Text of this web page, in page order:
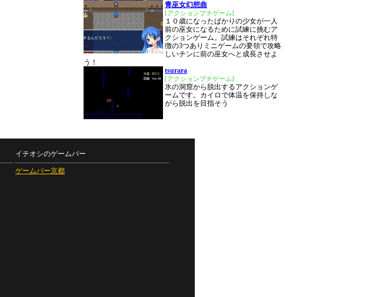
青巫女幻想曲
[アクションプチゲーム]
１０歳になったばかりの少女が一人
前の巫女になるために試練に挑むア
クションゲーム。試練はそれぞれ特
徴の3つありミニゲームの要領で攻略
しいチンに前の巫女へと成長させよ
う！
tsurara
[アクションプチゲーム]
氷の洞窟から脱出するアクションゲ
ームです。カイロで体温を保持しな
がら脱出を目指そう
イチオシのゲームバー
ゲームバー京都